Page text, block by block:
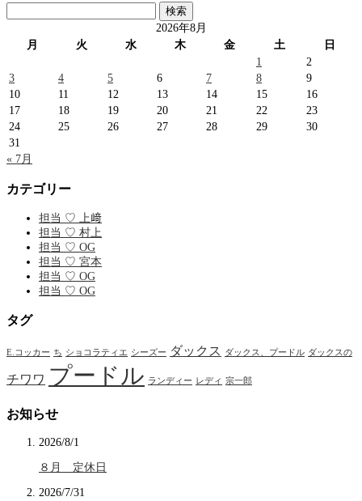
索:
2026年8月
月
火 水 木 金 土
日
1
2
3
4 5 6 7 8
9
10
11 12 13 14 15
16
17
18 19 20 21 22
23
24
25 26 27 28 29
30
31
« 7月
カテゴリー
担当 ♡ 上﨑
担当 ♡ 村上
担当 ♡ OG
担当 ♡ 宮本
担当 ♡ OG
担当 ♡ OG
タグ
E.コッカー ち ショコラティエ シーズー ダックス ダックス、プードル ダックスの
チワワ プードル ランディー レディ 宗一郎
お知らせ
2026/8/1
８月 定休日
2026/7/31